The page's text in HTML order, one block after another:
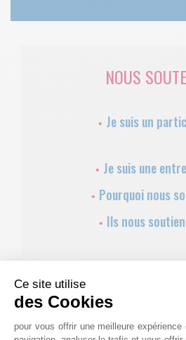
Ce site utilise
des Cookies
pour vous offrir une meilleure expérience
NOUS
Je suis un
Je suis une
Pourquoi nous
Ils nous